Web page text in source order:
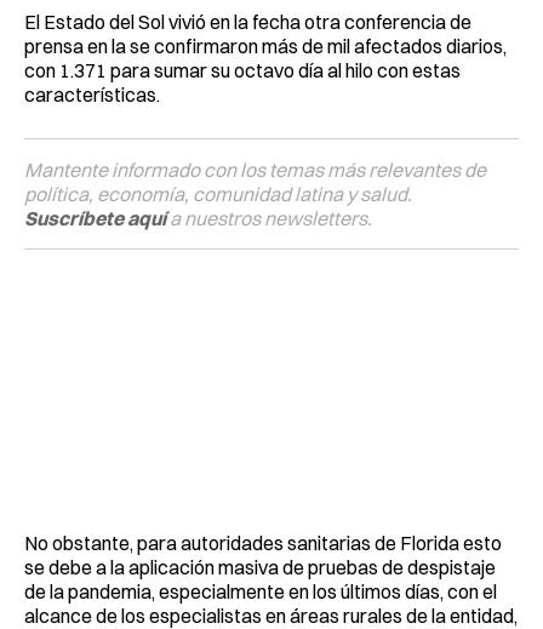
El Estado del Sol vivió en la fecha otra conferencia de
prensa en la se confirmaron más de mil afectados diarios,
con 1.371 para sumar su octavo día al hilo con estas
características.
Mantente informado con los temas más relevantes de
política, economía, comunidad latina y salud.
Suscríbete aquía nuestros newsletters.
No obstante, para autoridades sanitarias de Florida esto
se debe a la aplicación masiva de pruebas de despistaje
de la pandemia, especialmente en los últimos días, con el
alcance de los especialistas en áreas rurales de la entidad,